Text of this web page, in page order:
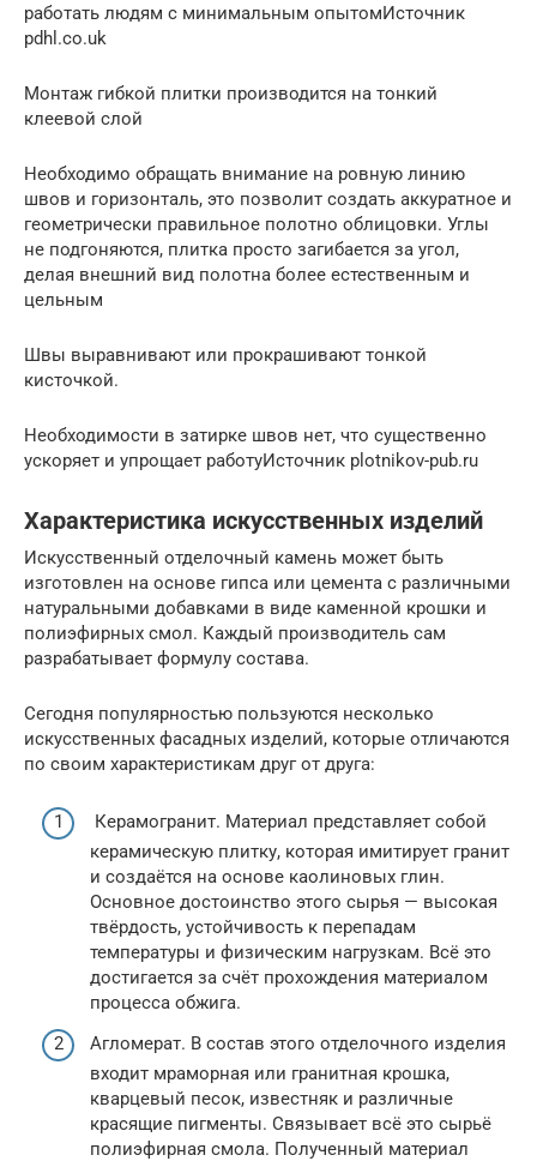
работать людям с минимальным опытомИсточник
pdhl.co.uk
Монтаж гибкой плитки производится на тонкий
клеевой слой
Необходимо обращать внимание на ровную линию
швов и горизонталь, это позволит создать аккуратное и
геометрически правильное полотно облицовки. Углы
не подгоняются, плитка просто загибается за угол,
делая внешний вид полотна более естественным и
цельным
Швы выравнивают или прокрашивают тонкой
кисточкой.
Необходимости в затирке швов нет, что существенно
ускоряет и упрощает работуИсточник plotnikov-pub.ru
Характеристика искусственных изделий
Искусственный отделочный камень может быть
изготовлен на основе гипса или цемента с различными
натуральными добавками в виде каменной крошки и
полиэфирных смол. Каждый производитель сам
разрабатывает формулу состава.
Сегодня популярностью пользуются несколько
искусственных фасадных изделий, которые отличаются
по своим характеристикам друг от друга:
Керамогранит. Материал представляет собой
керамическую плитку, которая имитирует гранит
и создаётся на основе каолиновых глин.
Основное достоинство этого сырья — высокая
твёрдость, устойчивость к перепадам
температуры и физическим нагрузкам. Всё это
достигается за счёт прохождения материалом
процесса обжига.
Агломерат. В состав этого отделочного изделия
входит мраморная или гранитная крошка,
кварцевый песок, известняк и различные
красящие пигменты. Связывает всё это сырьё
полиэфирная смола. Полученный материал